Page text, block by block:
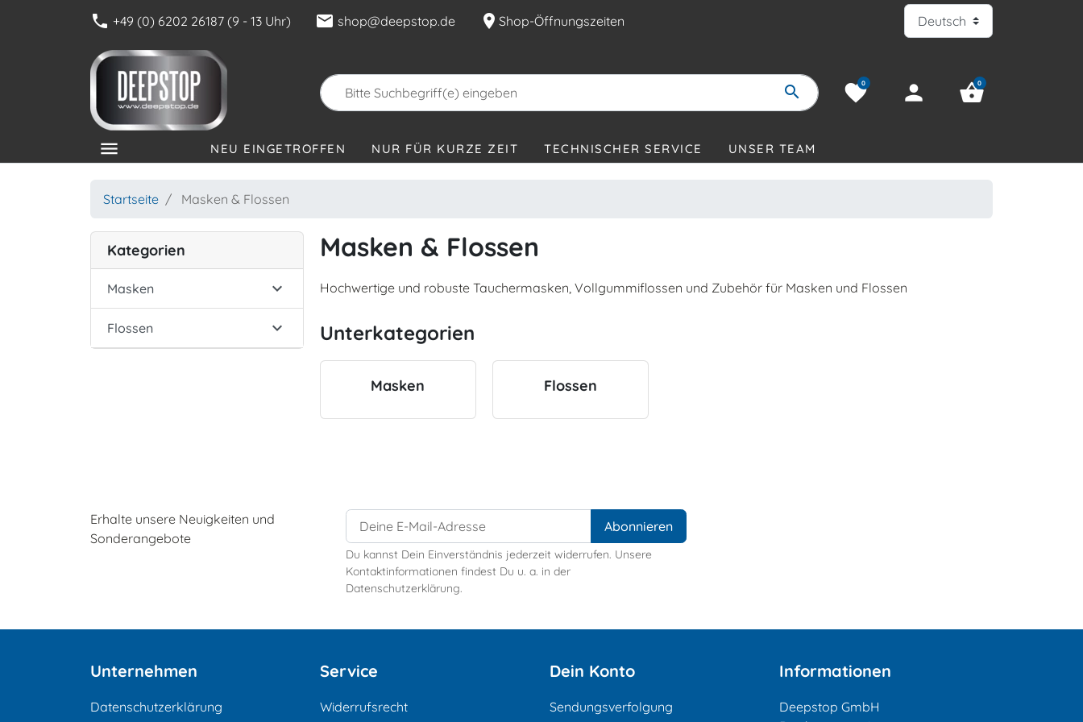
phone +49 (0) 6202 26187 (9 - 13 Uhr) mail shop@deepstop.de location_on Shop-Öffnungszeiten
search favorite
0 person shopping_basket
0
menu NEU EINGETROFFEN NUR FÜR KURZE ZEIT TECHNISCHER SERVICE UNSER TEAM
Startseite Masken & Flossen
Kategorien
Masken 
Flossen 
Masken & Flossen
Hochwertige und robuste Tauchermasken, Vollgummiflossen und Zubehör für Masken und Flossen
Unterkategorien
Masken Flossen
Erhalte unsere Neuigkeiten und
Sonderangebote
Du kannst Dein Einverständnis jederzeit widerrufen. Unsere
Kontaktinformationen findest Du u. a. in der
Datenschutzerklärung.
Unternehmen
Datenschutzerklärung
Service
Widerrufsrecht
Dein Konto
Sendungsverfolgung
Informationen
Deepstop GmbH